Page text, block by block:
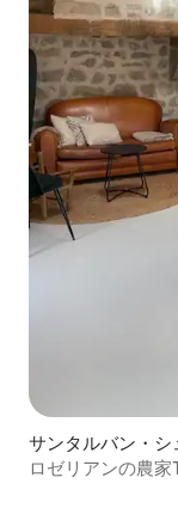
サンタルバン・
ロゼリアンの農